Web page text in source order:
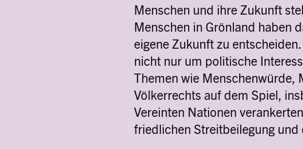
Menschen und ihre Zukunft
Menschen in Grönland haben
eigene Zukunft zu
nicht nur um politische
Themen wie Menschenwürde,
Völkerrechts auf dem Spiel,
Vereinten Nationen
friedlichen Streitbeilegung